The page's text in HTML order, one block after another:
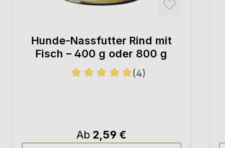
Hunde-Nassfutter Rind mit
Fisch – 400 g oder 800 g
(4)
Ab 2,59 €